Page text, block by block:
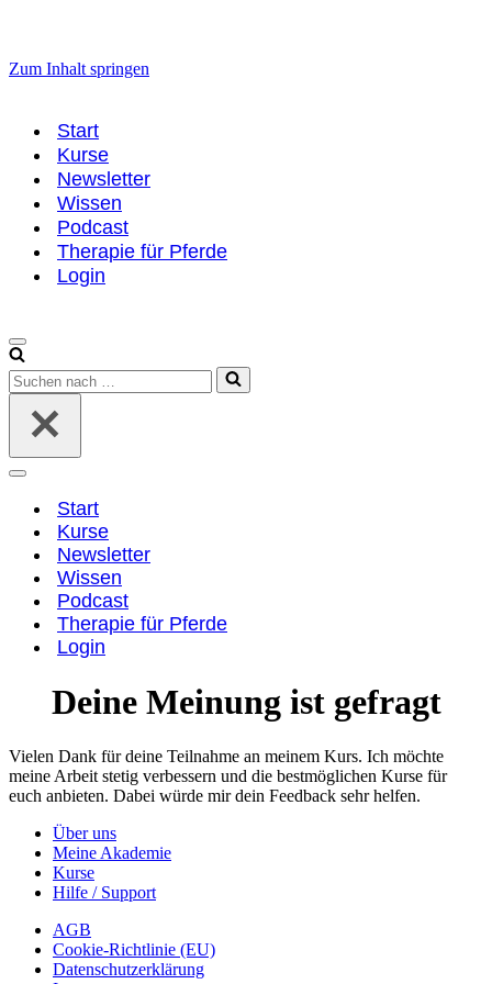
Zum Inhalt springen
Start
Kurse
Newsletter
Wissen
Podcast
Therapie für Pferde
Login
Navigationsmenü
Suchen
nach …
Navigationsmenü
Start
Kurse
Newsletter
Wissen
Podcast
Therapie für Pferde
Login
Deine Meinung ist gefragt
Vielen Dank für deine Teilnahme an meinem Kurs. Ich möchte
meine Arbeit stetig verbessern und die bestmöglichen Kurse für
euch anbieten. Dabei würde mir dein Feedback sehr helfen.
Über uns
Meine Akademie
Kurse
Hilfe / Support
AGB
Cookie-Richtlinie (EU)
Datenschutzerklärung